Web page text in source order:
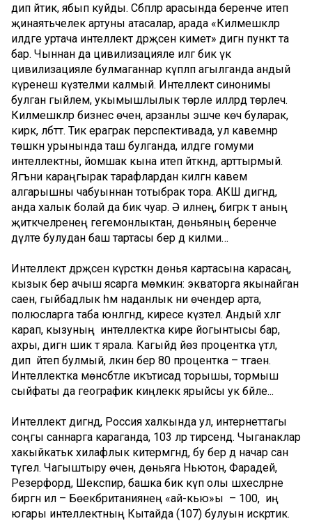
дип әйтик, ябып куйды. Сәбәпләр арасында беренче итеп
җинаятьчелек артуны атасалар, арада «Килмешәкләр
илдәге уртача интеллект дәрәҗәсен киметә» дигән пункт та
бар. Чыннан да цивилизацияле илгә бик үк
цивилизацияле булмаганнар күпләп агылганда андый
күренеш күзәтелми калмый. Интеллект синонимы
булган гыйлем, укымышлылык төрле илләрдә төрлечә.
Килмешәкләр бизнес өчен, арзанлы эшче көч буларак,
кирәк, әлбәттә. Тик ераграк перспективада, ул кавемнәр
төшкән урынында таш булганда, илдәге гомуми
интеллектны, йомшак кына итеп әйткәндә, арттырмый.
Ягъни караңгырак тарафлардан килгән кавем
алгарышны чабуыннан тотыбрак тора. АКШ дигәндә,
анда халык болай да бик чуар. Ә илнең, бигрәк тә аның
җитәкчеләренең гегемонлыктан, дөньяның беренче
дәүләте булудан баш тартасы бер дә килми…
Интеллект дәрәҗәсен күрсәткән дөнья картасына карасаң,
кызык бер ачыш ясарга мөмкин: экваторга якынайган
саен, гыйбадлык һәм наданлык ни өчендер арта, ә
полюсларга таба юнәлгәндә, киресе күзәтелә. Андый хәлгә
карап, кызуның интеллектка кире йогынтысы бар,
ахры, дигән шик тә ярала. Кагыйдә йөз процентка үтәлә,
дип әйтеп булмый, ләкин бер 80 процентка – тәгаен.
Интеллектка мөнәсәбәтле икътисад торышы, тормыш
сыйфаты да географик киңлеккә ярыйсы ук бәйле...
Интеллект дигәндә, Россия халкында ул, интернеттагы
соңгы саннарга караганда, 103 ләр тирәсендә. Чыганаклар
хакыйкатькә хилафлык китермәгәндә, бу бер дә начар сан
түгел. Чагыштыру өчен, дөньяга Ньютон, Фарадей,
Резерфорд, Шекспир, башка бик күп олы шәхесләрне
биргән ил – Бөекбританиянең «ай-кью»ы – 100, ә иң
югары интеллектның Кытайда (107) булуын искәртик.